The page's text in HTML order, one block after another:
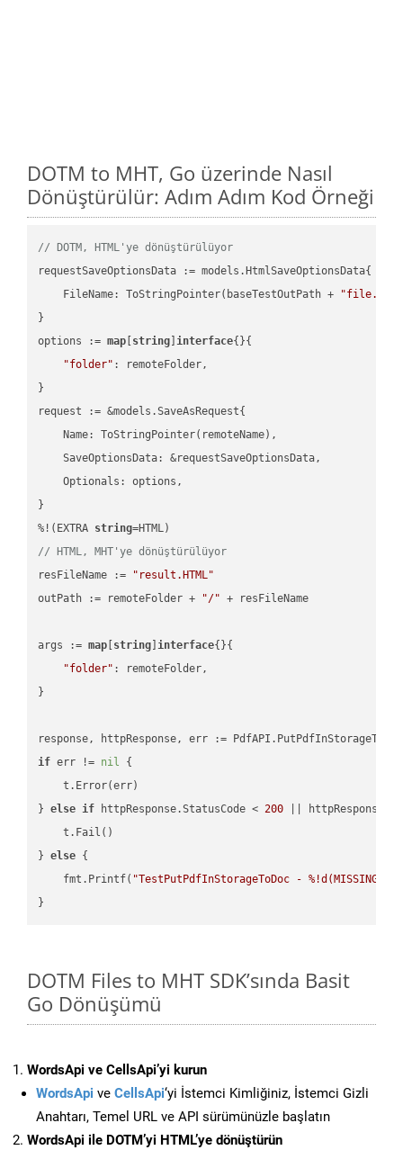
DOTM to MHT, Go üzerinde Nasıl
Dönüştürülür: Adım Adım Kod Örneği
// DOTM, HTML'ye dönüştürülüyor
requestSaveOptionsData := models.HtmlSaveOptionsData{
    FileName: ToStringPointer(baseTestOutPath +
}
options := map string ]interface{}{
"folder" : remoteFolder,
}
request := &models.SaveAsRequest{
    Name: ToStringPointer(remoteName),
    SaveOptionsData: &requestSaveOptionsData,
    Optionals: options,
}
%!(EXTRA string
// HTML, MHT'ye dönüştürülüyor
resFileName :=
"result.HTML"
outPath := remoteFolder +
"/" + resFileName
args := map string ]interface{}{
"folder" : remoteFolder,
}
if err != nil {
    t.Error(err)
} else if httpResponse.StatusCode < 200 ||
    t.Fail()
} else {
    fmt.Printf(
"TestPutPdfInStorageToDoc - %!d(MISSING)\n"
DOTM Files to MHT SDK’sında Basit
Go Dönüşümü
WordsApi ve CellsApi’yi kurun
WordsApi ve CellsApi‘yi İstemci Kimliğiniz, İstemci Gizli
Anahtarı, Temel URL ve API sürümünüzle başlatın
WordsApi ile DOTM’yi HTML’ye dönüştürün